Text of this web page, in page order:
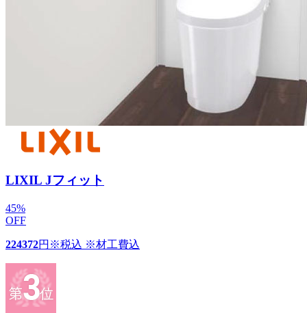
LIXIL Jフィット
45%
OFF
224372円 ※税込 ※材工費込